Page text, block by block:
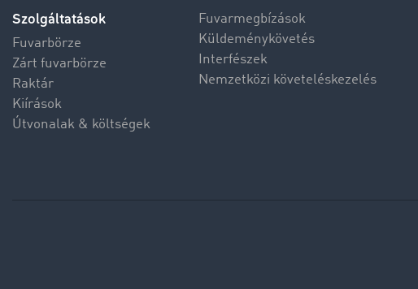
Szolgáltatások
Fuvarbörze
Zárt fuvarbörze
Raktár
Kiírások
Útvonalak & költségek
Fuvarmegbízások
Küldeménykövetés
Interfészek
Nemzetközi követeléskezelés